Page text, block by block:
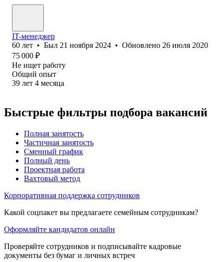
IT-менеджер
60 лет • Был 21 ноября 2024 • Обновлено 26 июля 2020
75 000 ₽
Не ищет работу
Общий опыт
39 лет 4 месяца
Быстрые фильтры подбора вакансий
Полная занятость
Частичная занятость
Сменный график
Полный день
Проектная работа
Вахтовый метод
Корпоративная поддержка сотрудников
Какой соцпакет вы предлагаете семейным сотрудникам?
Оформляйте кандидатов онлайн
Проверяйте сотрудников и подписывайте кадровые
документы без бумаг и личных встреч